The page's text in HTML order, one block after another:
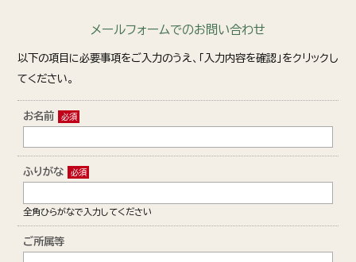
メールフォームでのお問い合わせ
以下の項目に必要事項をご入力のうえ、「入力内容を確認」をクリックし
てください。
お名前
ふりがな
全角ひらがなで入力してください
ご所属等
デジタルアーカイブ
お知らせ・イベント情報
寄附のご案内
お問い合わせ